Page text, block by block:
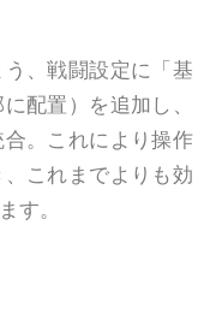
、戦闘設定に「基
配置）を追加し、
。これにより操作
これまでよりも効
す。